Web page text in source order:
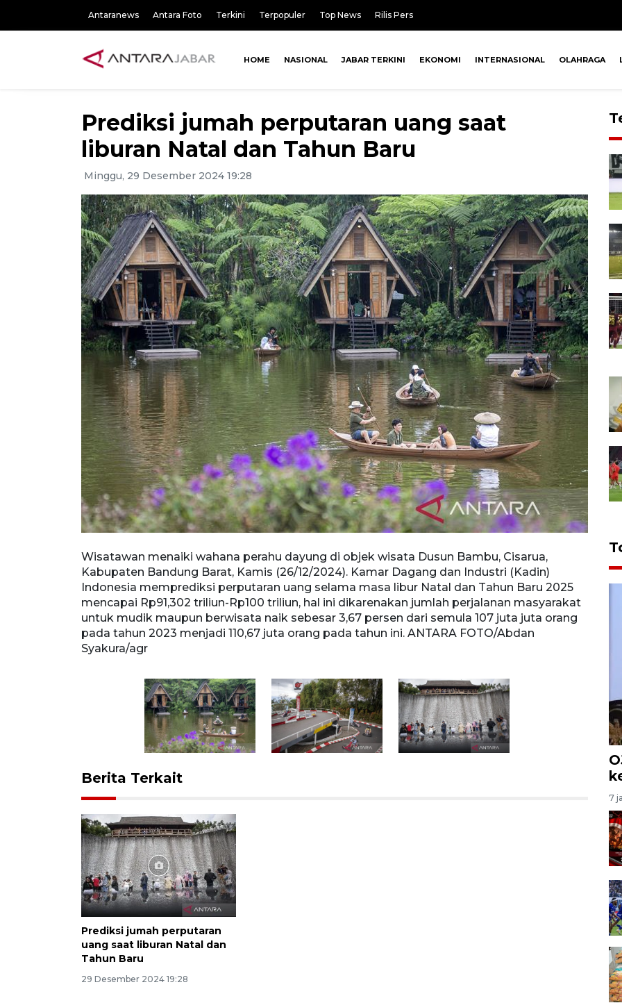
Antaranews Antara Foto Terkini Terpopuler Top News Rilis Pers
HOME NASIONAL JABAR TERKINI EKONOMI INTERNASIONAL OLAHRAGA
Prediksi jumah perputaran uang saat
liburan Natal dan Tahun Baru
Minggu, 29 Desember 2024 19:28
Wisatawan menaiki wahana perahu dayung di objek wisata Dusun Bambu, Cisarua,
Kabupaten Bandung Barat, Kamis (26/12/2024). Kamar Dagang dan Industri (Kadin)
Indonesia memprediksi perputaran uang selama masa libur Natal dan Tahun Baru 2025
mencapai Rp91,302 triliun-Rp100 triliun, hal ini dikarenakan jumlah perjalanan masyarakat
untuk mudik maupun berwisata naik sebesar 3,67 persen dari semula 107 juta juta orang
pada tahun 2023 menjadi 110,67 juta orang pada tahun ini. ANTARA FOTO/Abdan
Syakura/agr
Berita Terkait
Prediksi jumah perputaran
uang saat liburan Natal dan
Tahun Baru
29 Desember 2024 19:28
7